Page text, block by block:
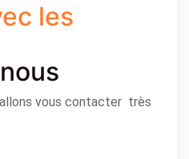
les
vous contacter très